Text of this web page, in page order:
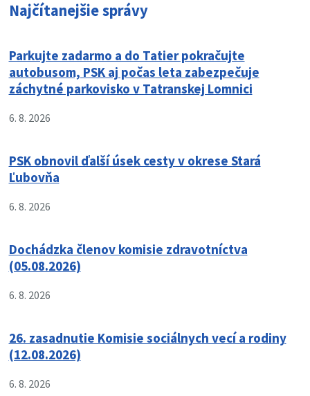
Najčítanejšie správy
Parkujte zadarmo a do Tatier pokračujte
autobusom, PSK aj počas leta zabezpečuje
záchytné parkovisko v Tatranskej Lomnici
6. 8. 2026
PSK obnovil ďalší úsek cesty v okrese Stará
Ľubovňa
6. 8. 2026
Dochádzka členov komisie zdravotníctva
(05.08.2026)
6. 8. 2026
26. zasadnutie Komisie sociálnych vecí a rodiny
(12.08.2026)
6. 8. 2026